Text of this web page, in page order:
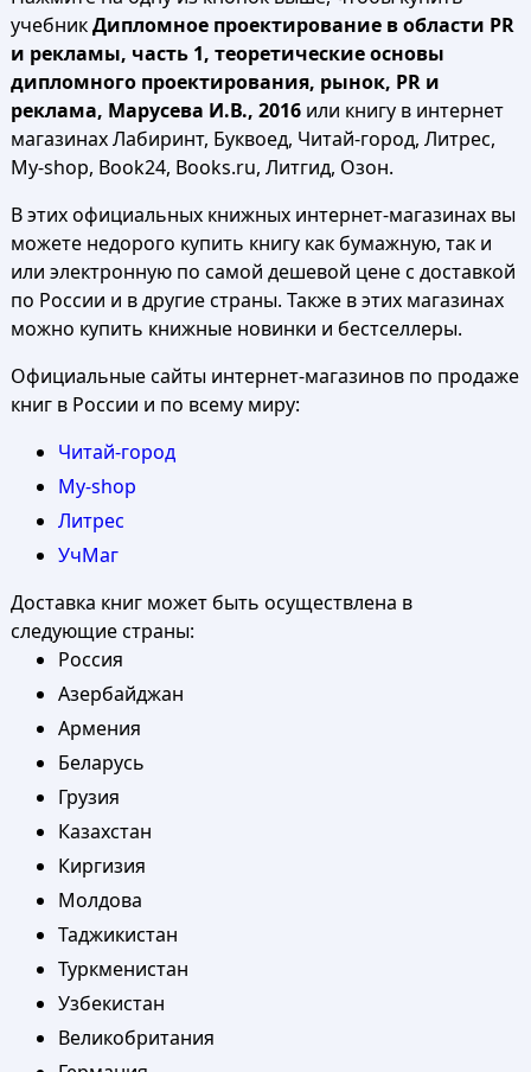
учебникДипломное проектирование в области PR
и рекламы, часть 1, теоретические основы
дипломного проектирования, рынок, PR и
реклама, Марусева И.В., 2016или книгу в интернет
магазинах Лабиринт, Буквоед, Читай-город, Литрес,
My-shop, Book24, Books.ru, Литгид, Озон.
В этих официальных книжных интернет-магазинах вы
можете недорого купить книгу как бумажную, так и
или электронную по самой дешевой цене с доставкой
по России и в другие страны. Также в этих магазинах
можно купить книжные новинки и бестселлеры.
Официальные сайты интернет-магазинов по продаже
книг в России и по всему миру:
Читай-город
My-shop
Литрес
УчМаг
Доставка книг может быть осуществлена в
следующие страны:
Россия
Азербайджан
Армения
Беларусь
Грузия
Казахстан
Киргизия
Молдова
Таджикистан
Туркменистан
Узбекистан
Великобритания